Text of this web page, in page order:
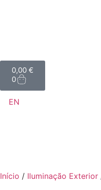
0,00 €
0
EN
Início / Iluminação Exterior